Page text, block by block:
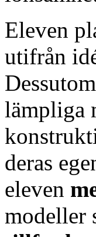
Eleven
utifrån
lämpliga
deras
eleven
modeller